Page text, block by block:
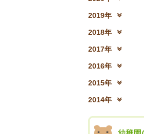
2020年12月(10)
2019年
2019年12月(10)
2018年
2018年12月(08)
2017年
2017年12月(04)
2016年
2016年12月(03)
2015年
2015年12月(05)
2014年